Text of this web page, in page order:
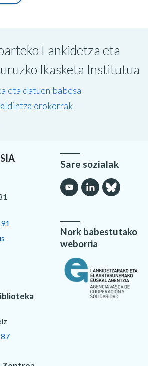
Lankidetza eta
Ikasketa Institutua
eta datuen babesa
orokorrak
Sare sozialak
Nork babestutako
weborria